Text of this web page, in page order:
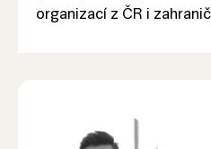
organizací z ČR i